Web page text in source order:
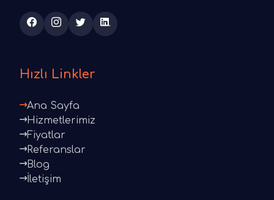
Hızlı Linkler
Ana Sayfa
Hizmetlerimiz
Fiyatlar
Referanslar
Blog
İletişim